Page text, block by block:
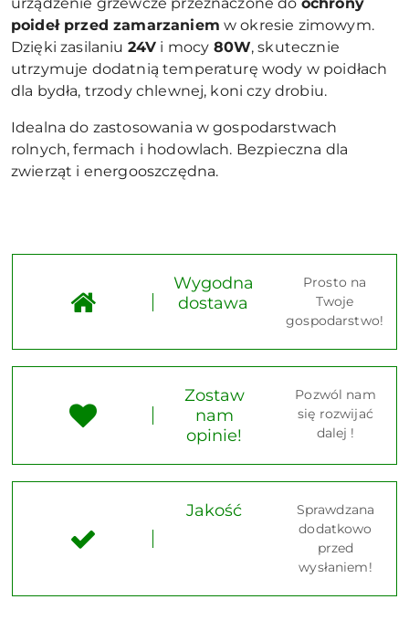
poideł przed zamarzaniem w okresie zimowym.
Dzięki zasilaniu 24V i mocy 80W, skutecznie
utrzymuje dodatnią temperaturę wody w poidłach
dla bydła, trzody chlewnej, koni czy drobiu.
Idealna do zastosowania w gospodarstwach
rolnych, fermach i hodowlach. Bezpieczna dla
zwierząt i energooszczędna.
Wygodna
dostawa
Prosto na
Twoje
gospodarstwo!
Zostaw
nam
opinie!
Pozwól nam
się rozwijać
dalej !
Jakość
Sprawdzana
dodatkowo
przed
wysłaniem!